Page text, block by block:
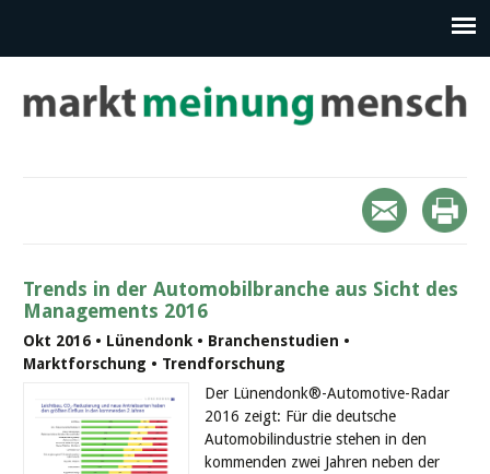
Trends in der Automobilbranche aus Sicht des
Managements 2016
Okt 2016 • Lünendonk • Branchenstudien •
Marktforschung • Trendforschung
Der Lünendonk®-Automotive-Radar
2016 zeigt: Für die deutsche
Automobilindustrie stehen in den
kommenden zwei Jahren neben der